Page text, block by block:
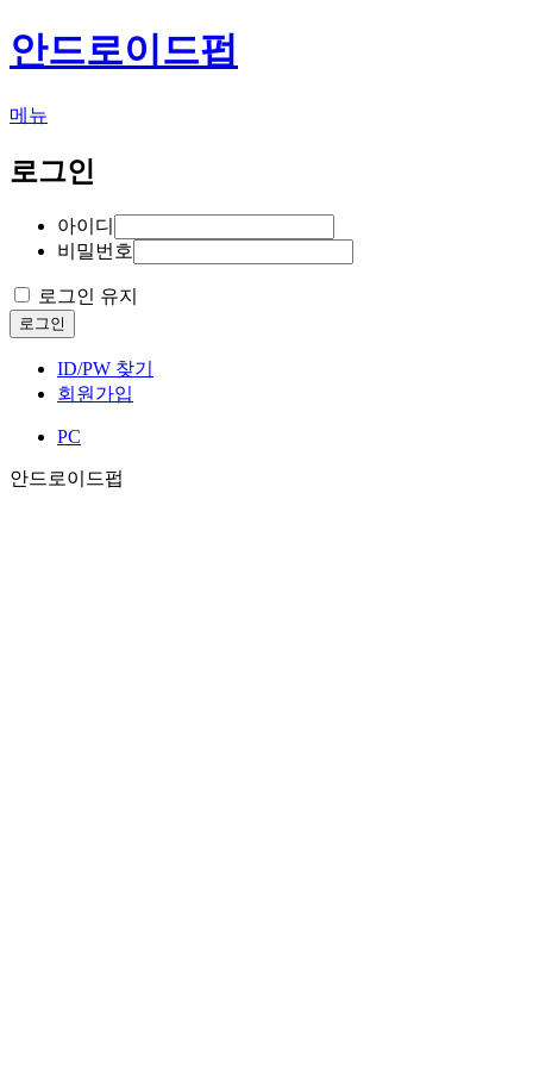
안드로이드펍
메뉴
로그인
아이디
비밀번호
로그인 유지
로그인
ID/PW 찾기
회원가입
PC
안드로이드펍